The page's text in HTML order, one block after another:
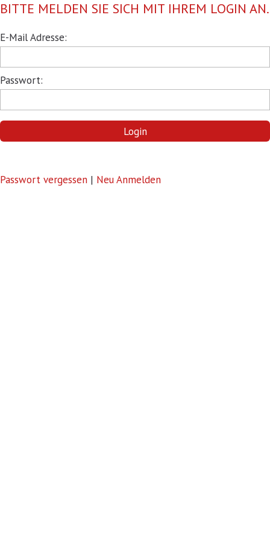
BITTE MELDEN SIE SICH MIT IHREM LOGIN AN.
Pflichtfeld
E-Mail Adresse:
Pflichtfeld
Passwort:
Login
Passwort vergessen | Neu Anmelden